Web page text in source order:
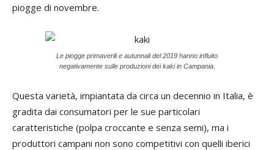
piogge di novembre.
Le piogge primaverili e autunnali del 2019 hanno influito
negativamente sulle produzioni dei kaki in Campania.
Questa varietà, impiantata da circa un decennio in Italia, è
gradita dai consumatori per le sue particolari
caratteristiche (polpa croccante e senza semi), ma i
produttori campani non sono competitivi con quelli iberici